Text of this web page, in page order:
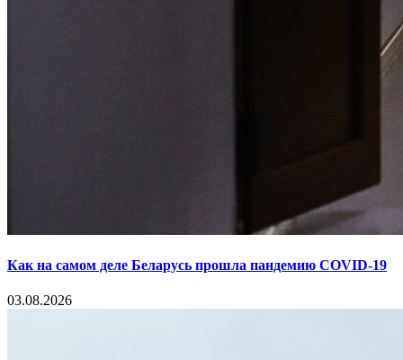
Как на самом деле Беларусь прошла пандемию COVID-19
03.08.2026